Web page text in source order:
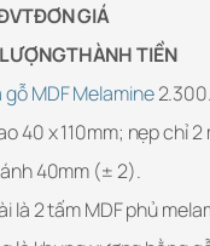
GIÁ
TIỀN
gỗ MDF Melamine
40 x 110mm; nẹp chỉ
40mm (± 2).
là 2 tấm MDF phủ